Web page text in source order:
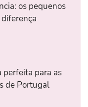
os pequenos
perfeita para as
de Portugal